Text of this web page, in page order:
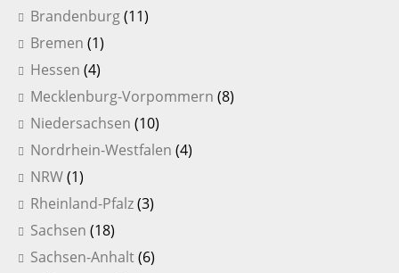
Brandenburg(11)
Bremen (1)
Hessen (4)
Mecklenburg-Vorpommern (8)
Niedersachsen (10)
Nordrhein-Westfalen (4)
NRW(1)
Rheinland-Pfalz(3)
Sachsen (18)
Sachsen-Anhalt(6)